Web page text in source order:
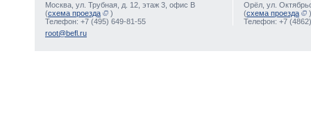
Москва, ул. Трубная, д. 12, этаж 3, офис В
(схема проезда
)
Телефон: +7 (495) 649-81-55
Орёл, ул.
(схема проезда
)
Телефон: +7
root@befl.ru